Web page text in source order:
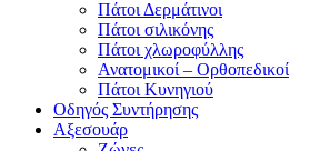
Πάτοι Δερμάτινοι
Πάτοι σιλικόνης
Πάτοι χλωροφύλλης
Ανατομικοί – Ορθοπεδικοί
Πάτοι Κυνηγιού
Οδηγός Συντήρησης
Αξεσουάρ